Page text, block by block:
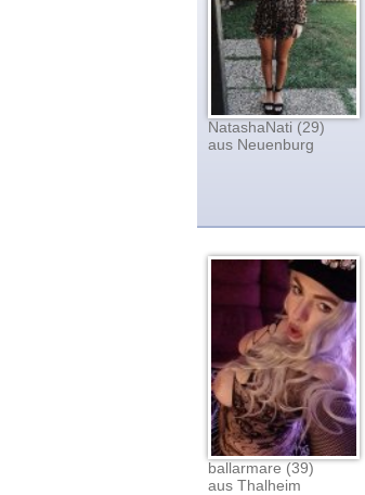
NatashaNati (29)
aus Neuenburg
ballarmare (39)
aus Thalheim